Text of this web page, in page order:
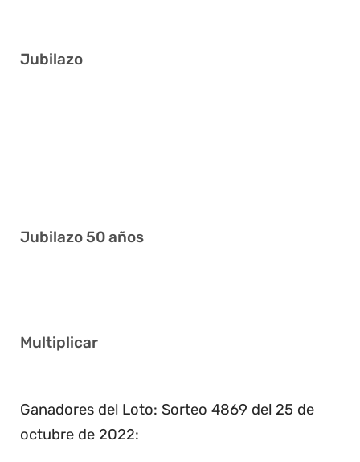
Jubilazo
Jubilazo 50 años
Multiplicar
Ganadores del Loto: Sorteo 4869 del 25 de
octubre de 2022: